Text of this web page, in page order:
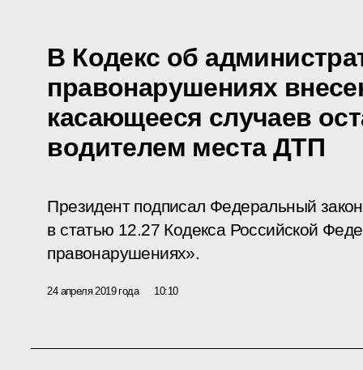
В Кодекс об
правонарушениях
касающееся случаев
водителем места ДТП
Президент подписал Федеральный
в статью 12.27 Кодекса Российской
правонарушениях».
24 апреля 2019 года 10:10